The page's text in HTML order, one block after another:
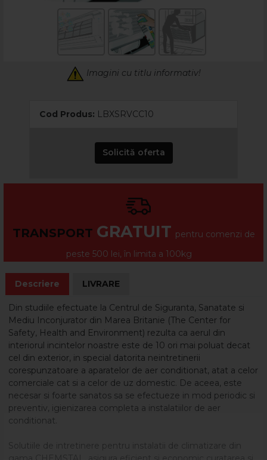
Imagini cu titlu informativ!
Cod Produs: LBXSRVCC10
Solicită oferta
TRANSPORT GRATUIT pentru comenzi de
peste 500 lei, în limita a 100kg
Descriere LIVRARE
Din studiile efectuate la Centrul de Siguranta, Sanatate si
Mediu Inconjurator din Marea Britanie (The Center for
Safety, Health and Environment) rezulta ca aerul din
interiorul incintelor noastre este de 10 ori mai poluat decat
cel din exterior, in special datorita neintretinerii
corespunzatoare a aparatelor de aer conditionat, atat a celor
comerciale cat si a celor de uz domestic. De aceea, este
necesar si foarte sanatos sa se efectueze in mod periodic si
preventiv, igienizarea completa a instalatiilor de aer
conditionat.
Solutiile de intretinere pentru instalatii de climatizare din